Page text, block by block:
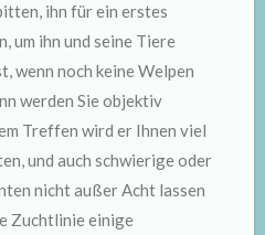
ihn für ein erstes
um ihn und seine Tiere
wenn noch keine Welpen
werden Sie objektiv
Treffen wird er Ihnen viel
und auch schwierige oder
nicht außer Acht lassen
Zuchtlinie einige